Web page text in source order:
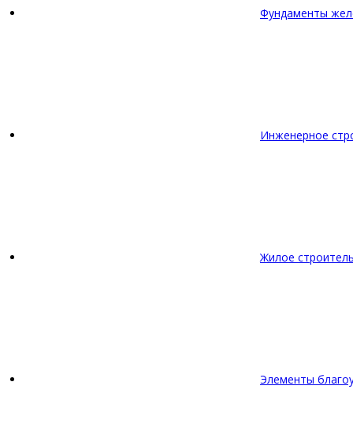
Фундаменты
Инженерное
Жилое
Элементы